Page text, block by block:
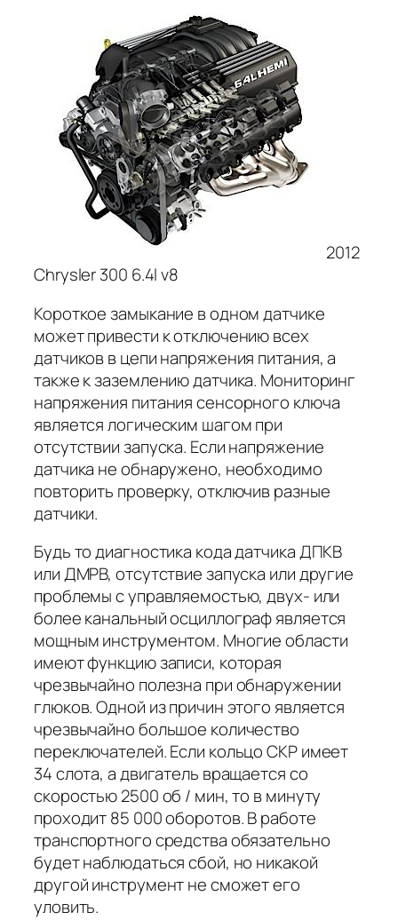
2012
Chrysler 300 6.4l v8
Короткое замыкание в одном датчике
может привести к отключению всех
датчиков в цепи напряжения питания, а
также к заземлению датчика. Мониторинг
напряжения питания сенсорного ключа
является логическим шагом при
отсутствии запуска. Если напряжение
датчика не обнаружено, необходимо
повторить проверку, отключив разные
датчики.
Будь то диагностика кода датчика ДПКВ
или ДМРВ, отсутствие запуска или другие
проблемы с управляемостью, двух- или
более канальный осциллограф является
мощным инструментом. Многие области
имеют функцию записи, которая
чрезвычайно полезна при обнаружении
глюков. Одной из причин этого является
чрезвычайно большое количество
переключателей. Если кольцо CKP имеет
34 слота, а двигатель вращается со
скоростью 2500 об / мин, то в минуту
проходит 85 000 оборотов. В работе
транспортного средства обязательно
будет наблюдаться сбой, но никакой
другой инструмент не сможет его
уловить.